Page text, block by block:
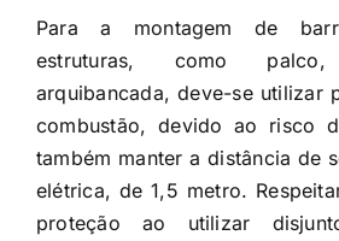
Para a montagem de
estruturas, como
arquibancada, deve-se utilizar
combustão, devido ao risco
também manter a distância de
elétrica, de 1,5 metro.
proteção ao utilizar